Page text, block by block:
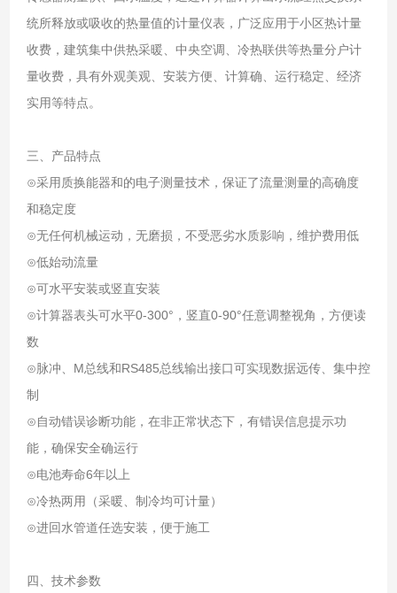
统所释放或吸收的热量值的计量仪表，广泛应用于小区热计量
收费，建筑集中供热采暖、中央空调、冷热联供等热量分户计
量收费，具有外观美观、安装方便、计算确、运行稳定、经济
实用等特点。
三、产品特点
⊙采用质换能器和的电子测量技术，保证了流量测量的高确度
和稳定度
⊙无任何机械运动，无磨损，不受恶劣水质影响，维护费用低
⊙低始动流量
⊙可水平安装或竖直安装
⊙计算器表头可水平0-300°，竖直0-90°任意调整视角，方便读
数
⊙脉冲、M总线和RS485总线输出接口可实现数据远传、集中控
制
⊙自动错误诊断功能，在非正常状态下，有错误信息提示功
能，确保安全确运行
⊙电池寿命6年以上
⊙冷热两用（采暖、制冷均可计量）
⊙进回水管道任选安装，便于施工
四、技术参数